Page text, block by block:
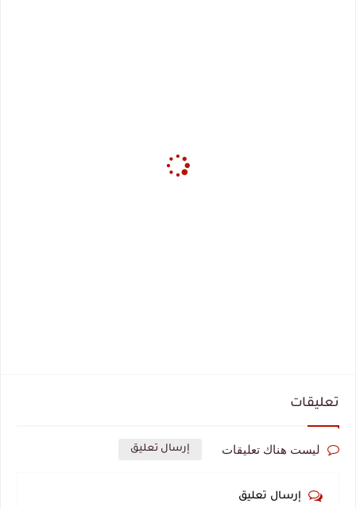
تعليقات
ليست هناك تعليقات إرسال تعليق
إرسال تعليق